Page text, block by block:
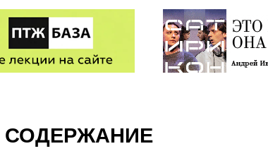
СОДЕРЖАНИЕ